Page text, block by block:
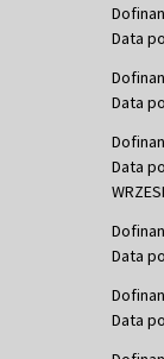
Data
Data
Data
Data
Data